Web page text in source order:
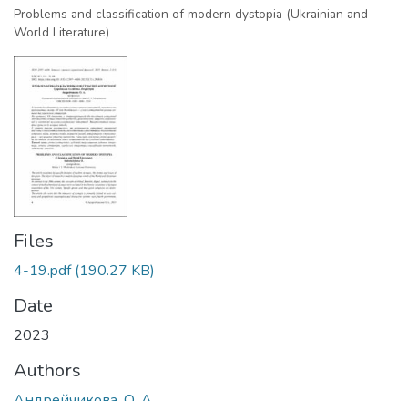
Problems and classification of modern dystopia (Ukrainian and
World Literature)
Files
4-19.pdf(190.27 KB)
Date
2023
Authors